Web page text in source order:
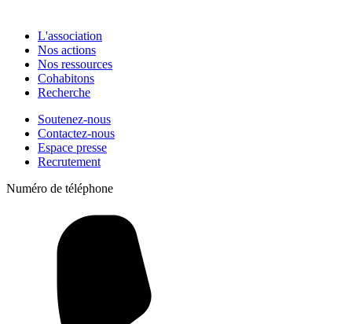
L'association
Nos actions
Nos ressources
Cohabitons
Recherche
Soutenez-nous
Contactez-nous
Espace presse
Recrutement
Numéro de téléphone